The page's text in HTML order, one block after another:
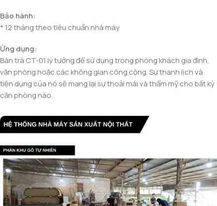
Bảo hành:
* 12 tháng theo tiêu chuẩn nhà máy
Ứng dụng:
Bàn trà CT-01 lý tưởng để sử dụng trong phòng khách gia đình,
văn phòng hoặc các không gian công cộng. Sự thanh lịch và
tiện dụng của nó sẽ mang lại sự thoải mái và thẩm mỹ cho bất kỳ
căn phòng nào.